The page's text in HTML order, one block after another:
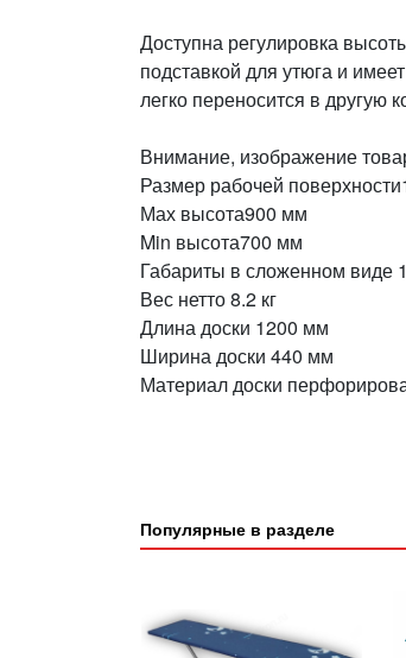
Доступна регулировка
подставкой для утюга и
легко переносится в другую
Внимание, изображение
Размер рабочей
Мах высота900 мм
Min высота700 мм
Габариты в сложенном виде
Вес нетто 8.2 кг
Длина доски 1200 мм
Ширина доски 440 мм
Материал доски
Популярные в разделе